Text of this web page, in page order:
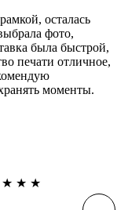
осталась
фото,
была быстрой,
печати отличное,
моменты.
★ ★ ★